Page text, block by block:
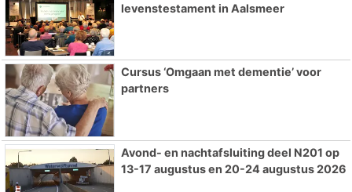
levenstestament in Aalsmeer
Cursus ‘Omgaan met dementie’ voor
partners
Avond- en nachtafsluiting deel N201 op
13-17 augustus en 20-24 augustus 2026